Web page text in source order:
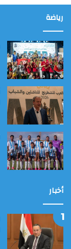
رياضة
أخبار